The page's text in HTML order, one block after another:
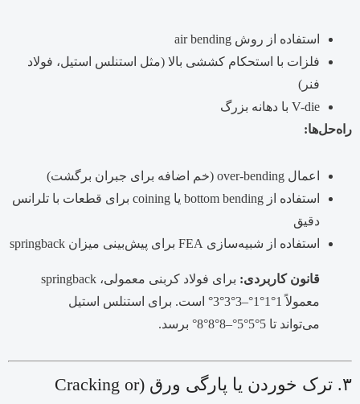
استفاده از روش air bending
فلزات با استحکام کششی بالا (مثل استنلس استیل، فولاد
فنر)
V-die با دهانه بزرگ
راه‌حل‌ها:
اعمال over-bending (خم اضافه برای جبران برگشت)
استفاده از bottom bending یا coining برای قطعات با تلرانس
دقیق
استفاده از شبیه‌سازی FEA برای پیش‌بینی میزان springback
قانون کاربردی:
برای فولاد کربنی معمولی، springback
معمولاً 1°1°
1°
–
3°3°
3°
است. برای استنلس استیل
می‌تواند تا 5°5°
5°
–
8°8°
8° برسد.
۳. ترک خوردن یا پارگی ورق (Cracking or